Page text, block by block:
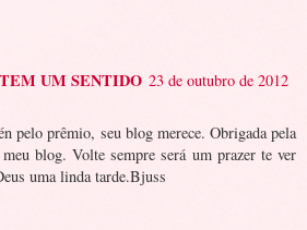
UM SENTIDO 23 de outubro de 2012
pelo prêmio, seu blog merece. Obrigada pela
blog. Volte sempre será um prazer te ver
uma linda tarde.Bjuss